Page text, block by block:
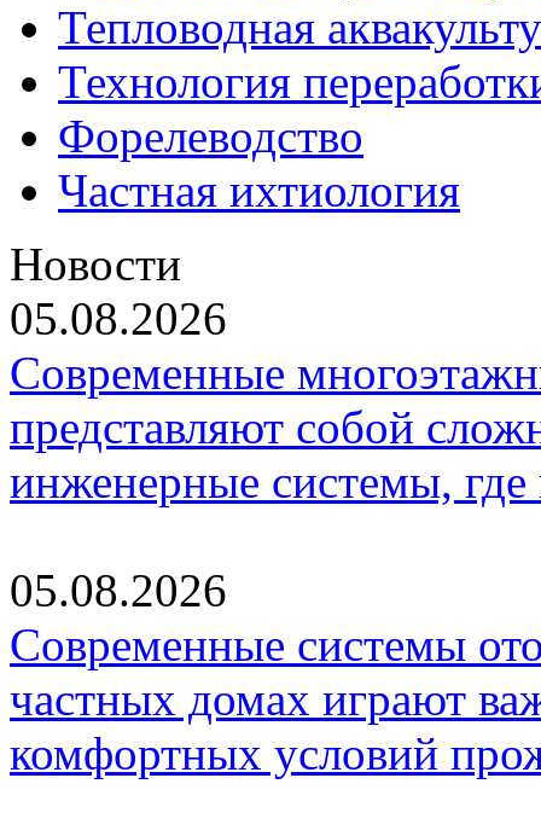
Тепловодная
Технология
Форелеводство
Частная ихтиология
Новости
05.08.2026
Современные
представляют собой
инженерные системы,
05.08.2026
Современные системы
частных домах играют
комфортных условий